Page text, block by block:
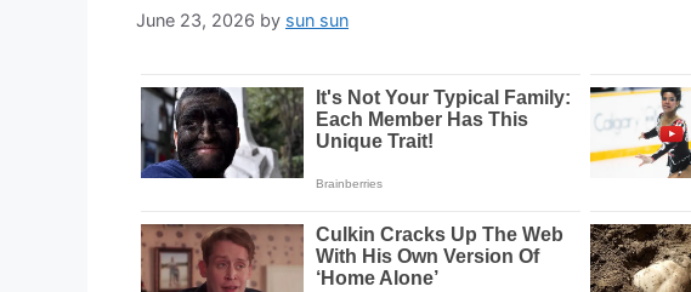
June 23, 2026 by sun sun